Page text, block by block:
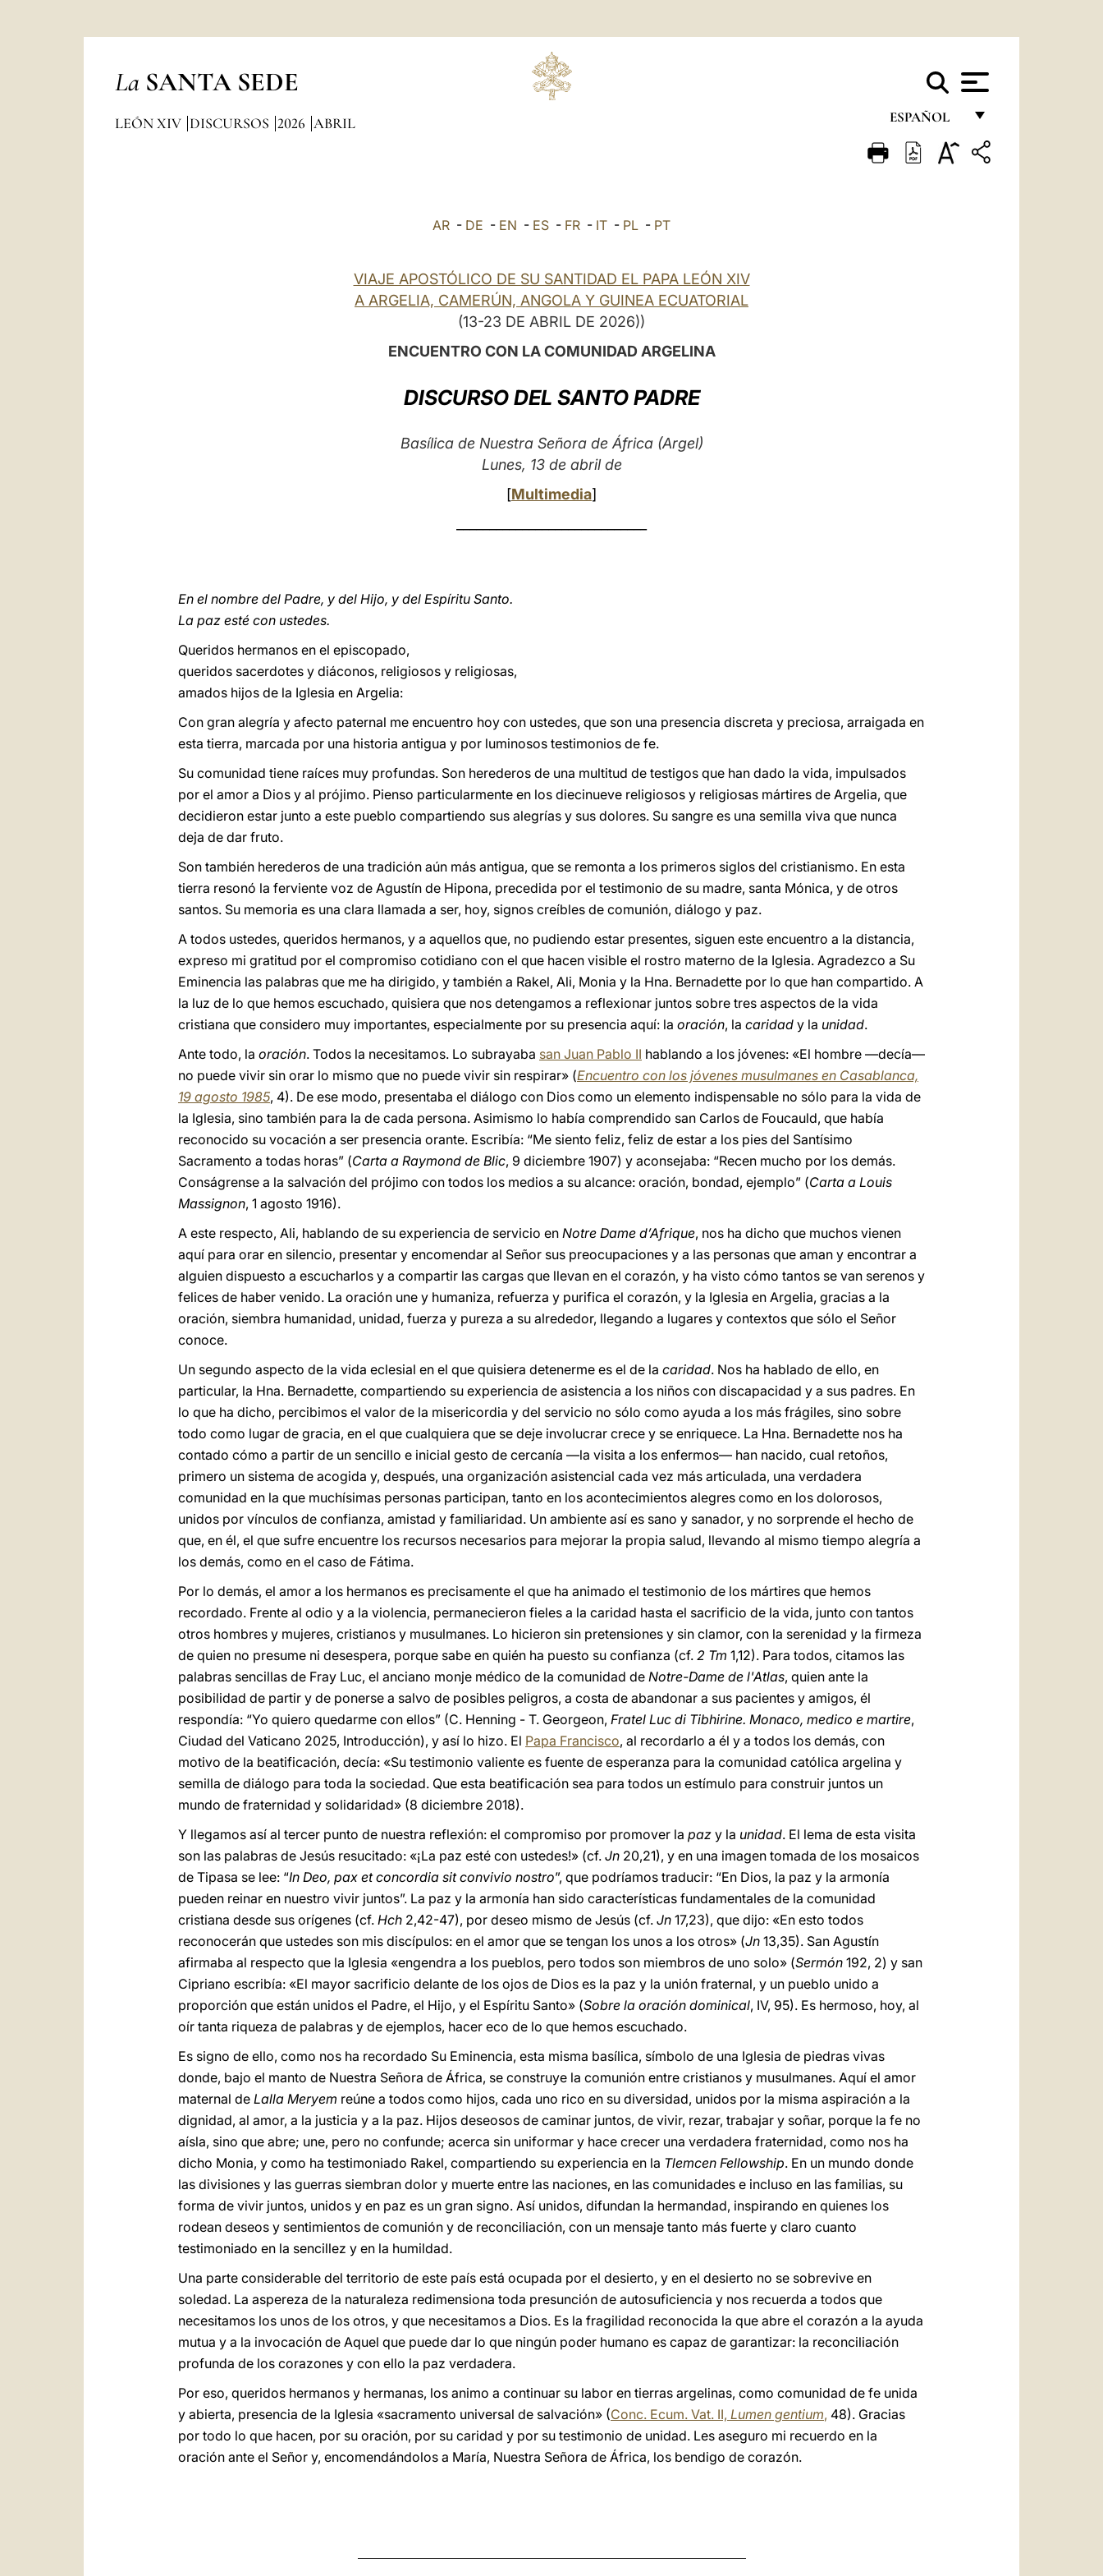
La SANTA SEDE
ESPAÑOL
FRANÇAIS
LEÓN XIV DISCURSOS 2026 ABRIL
AR - DE - EN - ES - FR - IT - PL - PT
VIAJE APOSTÓLICO DE SU SANTIDAD EL PAPA LEÓN XIV
A ARGELIA, CAMERÚN, ANGOLA Y GUINEA ECUATORIAL
(13-23 DE ABRIL DE 2026))
ENCUENTRO CON LA COMUNIDAD ARGELINA
DISCURSO DEL SANTO PADRE
Basílica de Nuestra Señora de África (Argel)
Lunes, 13 de abril de
[Multimedia]
En el nombre del Padre, y del Hijo, y del Espíritu Santo.
La paz esté con ustedes.
Queridos hermanos en el episcopado,
queridos sacerdotes y diáconos, religiosos y religiosas,
amados hijos de la Iglesia en Argelia:
Con gran alegría y afecto paternal me encuentro hoy con ustedes, que son una presencia discreta y preciosa, arraigada en
esta tierra, marcada por una historia antigua y por luminosos testimonios de fe.
Su comunidad tiene raíces muy profundas. Son herederos de una multitud de testigos que han dado la vida, impulsados
por el amor a Dios y al prójimo. Pienso particularmente en los diecinueve religiosos y religiosas mártires de Argelia, que
decidieron estar junto a este pueblo compartiendo sus alegrías y sus dolores. Su sangre es una semilla viva que nunca
deja de dar fruto.
Son también herederos de una tradición aún más antigua, que se remonta a los primeros siglos del cristianismo. En esta
tierra resonó la ferviente voz de Agustín de Hipona, precedida por el testimonio de su madre, santa Mónica, y de otros
santos. Su memoria es una clara llamada a ser, hoy, signos creíbles de comunión, diálogo y paz.
A todos ustedes, queridos hermanos, y a aquellos que, no pudiendo estar presentes, siguen este encuentro a la distancia,
expreso mi gratitud por el compromiso cotidiano con el que hacen visible el rostro materno de la Iglesia. Agradezco a Su
Eminencia las palabras que me ha dirigido, y también a Rakel, Ali, Monia y la Hna. Bernadette por lo que han compartido. A
la luz de lo que hemos escuchado, quisiera que nos detengamos a reflexionar juntos sobre tres aspectos de la vida
cristiana que considero muy importantes, especialmente por su presencia aquí: la oración, la caridad y la unidad.
Ante todo, la oración. Todos la necesitamos. Lo subrayaba san Juan Pablo II hablando a los jóvenes: «El hombre —decía—
no puede vivir sin orar lo mismo que no puede vivir sin respirar» (Encuentro con los jóvenes musulmanes en Casablanca,
19 agosto 1985, 4). De ese modo, presentaba el diálogo con Dios como un elemento indispensable no sólo para la vida de
la Iglesia, sino también para la de cada persona. Asimismo lo había comprendido san Carlos de Foucauld, que había
reconocido su vocación a ser presencia orante. Escribía: “Me siento feliz, feliz de estar a los pies del Santísimo
Sacramento a todas horas” (Carta a Raymond de Blic, 9 diciembre 1907) y aconsejaba: “Recen mucho por los demás.
Conságrense a la salvación del prójimo con todos los medios a su alcance: oración, bondad, ejemplo” (Carta a Louis
Massignon, 1 agosto 1916).
A este respecto, Ali, hablando de su experiencia de servicio en Notre Dame d’Afrique, nos ha dicho que muchos vienen
aquí para orar en silencio, presentar y encomendar al Señor sus preocupaciones y a las personas que aman y encontrar a
alguien dispuesto a escucharlos y a compartir las cargas que llevan en el corazón, y ha visto cómo tantos se van serenos y
felices de haber venido. La oración une y humaniza, refuerza y purifica el corazón, y la Iglesia en Argelia, gracias a la
oración, siembra humanidad, unidad, fuerza y pureza a su alrededor, llegando a lugares y contextos que sólo el Señor
conoce.
Un segundo aspecto de la vida eclesial en el que quisiera detenerme es el de la caridad. Nos ha hablado de ello, en
particular, la Hna. Bernadette, compartiendo su experiencia de asistencia a los niños con discapacidad y a sus padres. En
lo que ha dicho, percibimos el valor de la misericordia y del servicio no sólo como ayuda a los más frágiles, sino sobre
todo como lugar de gracia, en el que cualquiera que se deje involucrar crece y se enriquece. La Hna. Bernadette nos ha
contado cómo a partir de un sencillo e inicial gesto de cercanía —la visita a los enfermos— han nacido, cual retoños,
primero un sistema de acogida y, después, una organización asistencial cada vez más articulada, una verdadera
comunidad en la que muchísimas personas participan, tanto en los acontecimientos alegres como en los dolorosos,
unidos por vínculos de confianza, amistad y familiaridad. Un ambiente así es sano y sanador, y no sorprende el hecho de
que, en él, el que sufre encuentre los recursos necesarios para mejorar la propia salud, llevando al mismo tiempo alegría a
los demás, como en el caso de Fátima.
Por lo demás, el amor a los hermanos es precisamente el que ha animado el testimonio de los mártires que hemos
recordado. Frente al odio y a la violencia, permanecieron fieles a la caridad hasta el sacrificio de la vida, junto con tantos
otros hombres y mujeres, cristianos y musulmanes. Lo hicieron sin pretensiones y sin clamor, con la serenidad y la firmeza
de quien no presume ni desespera, porque sabe en quién ha puesto su confianza (cf. 2 Tm 1,12). Para todos, citamos las
palabras sencillas de Fray Luc, el anciano monje médico de la comunidad de Notre-Dame de l'Atlas, quien ante la
posibilidad de partir y de ponerse a salvo de posibles peligros, a costa de abandonar a sus pacientes y amigos, él
respondía: “Yo quiero quedarme con ellos” (C. Henning - T. Georgeon, Fratel Luc di Tibhirine. Monaco, medico e martire,
Ciudad del Vaticano 2025, Introducción), y así lo hizo. El Papa Francisco, al recordarlo a él y a todos los demás, con
motivo de la beatificación, decía: «Su testimonio valiente es fuente de esperanza para la comunidad católica argelina y
semilla de diálogo para toda la sociedad. Que esta beatificación sea para todos un estímulo para construir juntos un
mundo de fraternidad y solidaridad» (8 diciembre 2018).
Y llegamos así al tercer punto de nuestra reflexión: el compromiso por promover la paz y la unidad. El lema de esta visita
son las palabras de Jesús resucitado: «¡La paz esté con ustedes!» (cf. Jn 20,21), y en una imagen tomada de los mosaicos
de Tipasa se lee: “In Deo, pax et concordia sit convivio nostro”, que podríamos traducir: “En Dios, la paz y la armonía
pueden reinar en nuestro vivir juntos”. La paz y la armonía han sido características fundamentales de la comunidad
cristiana desde sus orígenes (cf. Hch 2,42-47), por deseo mismo de Jesús (cf. Jn 17,23), que dijo: «En esto todos
reconocerán que ustedes son mis discípulos: en el amor que se tengan los unos a los otros» (Jn 13,35). San Agustín
afirmaba al respecto que la Iglesia «engendra a los pueblos, pero todos son miembros de uno solo» (Sermón 192, 2) y san
Cipriano escribía: «El mayor sacrificio delante de los ojos de Dios es la paz y la unión fraternal, y un pueblo unido a
proporción que están unidos el Padre, el Hijo, y el Espíritu Santo» (Sobre la oración dominical, IV, 95). Es hermoso, hoy, al
oír tanta riqueza de palabras y de ejemplos, hacer eco de lo que hemos escuchado.
Es signo de ello, como nos ha recordado Su Eminencia, esta misma basílica, símbolo de una Iglesia de piedras vivas
donde, bajo el manto de Nuestra Señora de África, se construye la comunión entre cristianos y musulmanes. Aquí el amor
maternal de Lalla Meryem reúne a todos como hijos, cada uno rico en su diversidad, unidos por la misma aspiración a la
dignidad, al amor, a la justicia y a la paz. Hijos deseosos de caminar juntos, de vivir, rezar, trabajar y soñar, porque la fe no
aísla, sino que abre; une, pero no confunde; acerca sin uniformar y hace crecer una verdadera fraternidad, como nos ha
dicho Monia, y como ha testimoniado Rakel, compartiendo su experiencia en la Tlemcen Fellowship. En un mundo donde
las divisiones y las guerras siembran dolor y muerte entre las naciones, en las comunidades e incluso en las familias, su
forma de vivir juntos, unidos y en paz es un gran signo. Así unidos, difundan la hermandad, inspirando en quienes los
rodean deseos y sentimientos de comunión y de reconciliación, con un mensaje tanto más fuerte y claro cuanto
testimoniado en la sencillez y en la humildad.
Una parte considerable del territorio de este país está ocupada por el desierto, y en el desierto no se sobrevive en
soledad. La aspereza de la naturaleza redimensiona toda presunción de autosuficiencia y nos recuerda a todos que
necesitamos los unos de los otros, y que necesitamos a Dios. Es la fragilidad reconocida la que abre el corazón a la ayuda
mutua y a la invocación de Aquel que puede dar lo que ningún poder humano es capaz de garantizar: la reconciliación
profunda de los corazones y con ello la paz verdadera.
Por eso, queridos hermanos y hermanas, los animo a continuar su labor en tierras argelinas, como comunidad de fe unida
y abierta, presencia de la Iglesia «sacramento universal de salvación» (Conc. Ecum. Vat. II, Lumen gentium, 48). Gracias
por todo lo que hacen, por su oración, por su caridad y por su testimonio de unidad. Les aseguro mi recuerdo en la
oración ante el Señor y, encomendándolos a María, Nuestra Señora de África, los bendigo de corazón.